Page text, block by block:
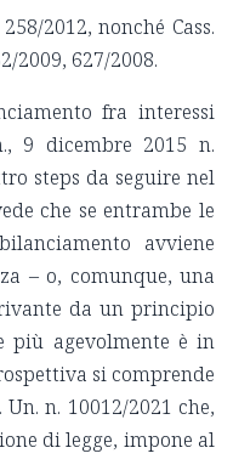
2012, nonché Cass.
2009, 627/2008.
fra interessi
9 dicembre 2015 n.
steps da seguire nel
che se entrambe le
avviene
– o, comunque, una
da un principio
più agevolmente è in
si comprende
n. 10012/2021 che,
di legge, impone al